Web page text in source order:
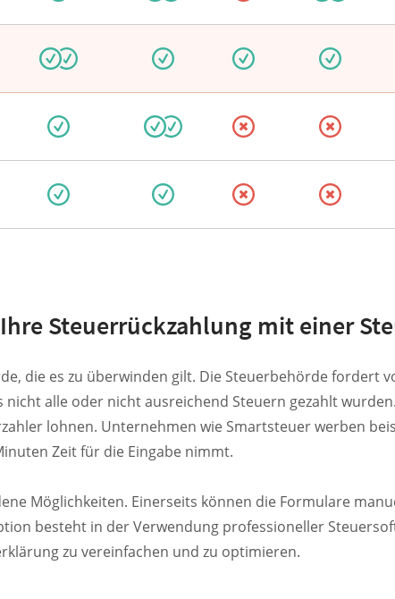
Steuerrückzahlung mit einer
die es zu überwinden gilt. Die Steuerbehörde fordert
alle oder nicht ausreichend Steuern gezahlt
lohnen. Unternehmen wie Smartsteuer werben
Zeit für die Eingabe nimmt.
Möglichkeiten. Einerseits können die Formulare
besteht in der Verwendung professioneller
zu vereinfachen und zu optimieren.